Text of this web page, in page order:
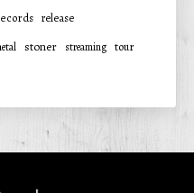
release
stoner streaming tour